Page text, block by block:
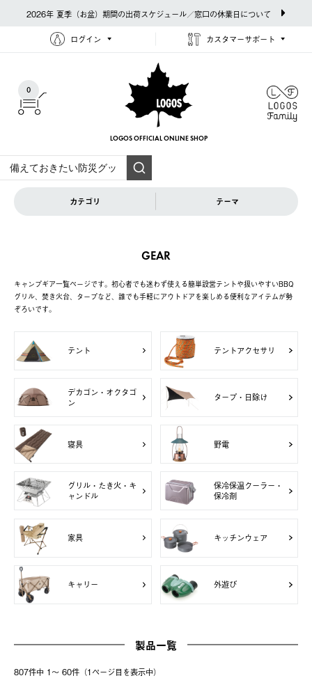
2026年 夏季（お盆）期間の出荷スケジュール／窓口の休業日について
ログイン カスタマーサポート
0
LOGOS OFFICIAL ONLINE SHOP
カテゴリ テーマ
GEAR
キャンプギア一覧ページです。初心者でも迷わず使える簡単設営テントや扱いやすいBBQ
グリル、焚き火台、タープなど、誰でも手軽にアウトドアを楽しめる便利なアイテムが勢
ぞろいです。
テント テントアクセサリ
デカゴン・オクタゴ
ン
タープ・日除け
寝具 野電
グリル・たき火・キ
ャンドル
保冷保温クーラー・
保冷剤
家具 キッチンウェア
キャリー 外遊び
製品一覧
807件中 1〜 60件（1ページ⽬を表⽰中）